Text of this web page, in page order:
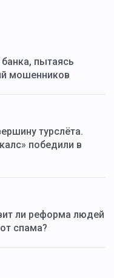
банка, пытаясь
мошенников
турслёта.
победили в
ли реформа людей
спама?